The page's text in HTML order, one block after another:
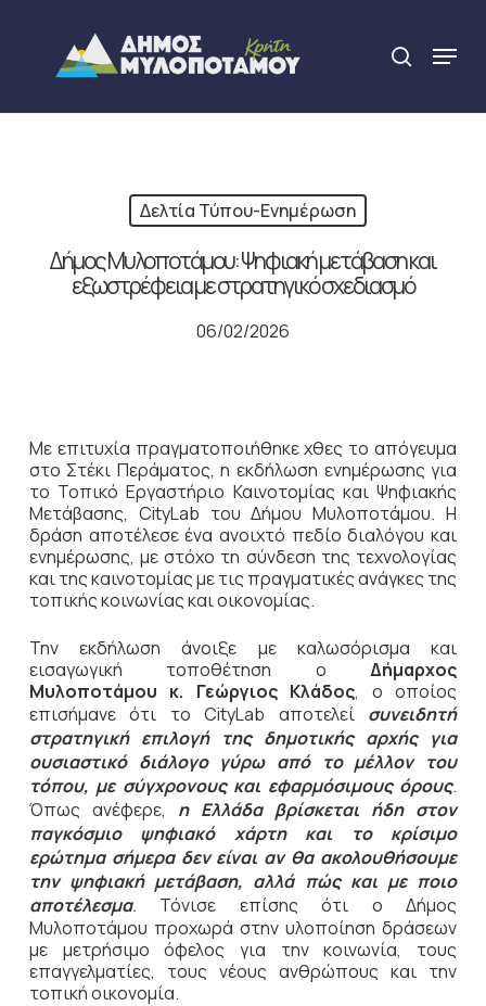
content
search
Menu
Δελτία Τύπου-Ενημέρωση
Δήμος Μυλοποτάμου: Ψηφιακή μετάβαση και
εξωστρέφεια με στρατηγικό σχεδιασμό
06/02/2026
Με επιτυχία πραγματοποιήθηκε χθες το απόγευμα
στο Στέκι Περάματος, η εκδήλωση ενημέρωσης για
το Τοπικό Εργαστήριο Καινοτομίας και Ψηφιακής
Μετάβασης, CityLab του Δήμου Μυλοποτάμου. Η
δράση αποτέλεσε ένα ανοιχτό πεδίο διαλόγου και
ενημέρωσης, με στόχο τη σύνδεση της τεχνολογίας
και της καινοτομίας με τις πραγματικές ανάγκες της
τοπικής κοινωνίας και οικονομίας.
Την εκδήλωση άνοιξε με καλωσόρισμα και
εισαγωγική τοποθέτηση οΔήμαρχος
Μυλοποτάμου κ. Γεώργιος Κλάδος, ο οποίος
επισήμανε ότι το CityLab αποτελεί συνειδητή
στρατηγική επιλογή της δημοτικής αρχής για
ουσιαστικό διάλογο γύρω από το μέλλον του
τόπου, με σύγχρονους και εφαρμόσιμους όρους.
Όπως ανέφερε, η Ελλάδα βρίσκεται ήδη στον
παγκόσμιο ψηφιακό χάρτη και το κρίσιμο
ερώτημα σήμερα δεν είναι αν θα ακολουθήσουμε
την ψηφιακή μετάβαση, αλλά πώς και με ποιο
αποτέλεσμα. Τόνισε επίσης ότι ο Δήμος
Μυλοποτάμου προχωρά στην υλοποίηση δράσεων
με μετρήσιμο όφελος για την κοινωνία, τους
επαγγελματίες, τους νέους ανθρώπους και την
τοπική οικονομία.
Close